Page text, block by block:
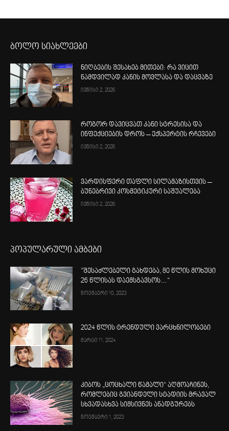
ბოლო სიახლეები
ნიღბების შესახებ მითები: რა ვიცით
ნამდვილად კანის მოვლასა და დაცვაზე
ივნისი 2, 2026
როგორ დავიცვათ კანი სტრესისა და
ინფექციების დროს – ექსპერტის რჩევები
ივნისი 2, 2026
ვარდისფერი თაფლი სილამაზისთვის –
ბუნებრივი კოსმეტიკური საშუალება
ივნისი 2, 2026
პოპულარული ამბები
“შესაძლებელი გახდება, 80 წლის მოხუცი
26 წლისას დაემსგავსოს…“
ნოემბერი 10, 2023
2024 წლის ტრენდული ვარცხნილობები
მარტი 11, 2024
კიბოს „ცოცხალი წამალი“ აღმოაჩინეს,
რომლებიც გვიანდელი სტადიის მრავალ
სხვადასხვა სიმსივნეს ანადგურებს
ნოემბერი 1, 2023